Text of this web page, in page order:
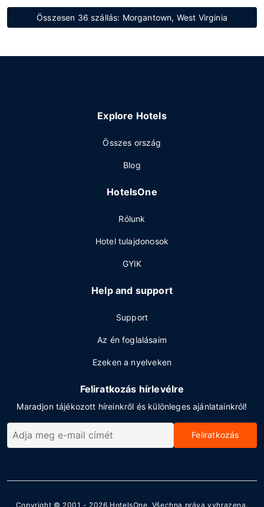
Összesen 36 szállás: Morgantown, West Virginia
Explore Hotels
Összes ország
Blog
HotelsOne
Rólunk
Hotel tulajdonosok
GYIK
Help and support
Support
Az én foglalásaim
Ezeken a nyelveken
Feliratkozás hírlevélre
Maradjon tájékozott híreinkről és különleges ajánlatainkról!
Feliratkozás
Copyright © 2001 - 2026 HotelsOne. Všechna práva vyhrazena.